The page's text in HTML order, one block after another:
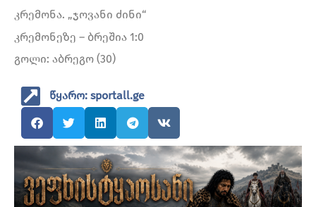
კრემონა. „ჯოვანი ძინი“
კრემონეზე – ბრეშია 1:0
გოლი: აბრეგო (30)
წყარო: sportall.ge